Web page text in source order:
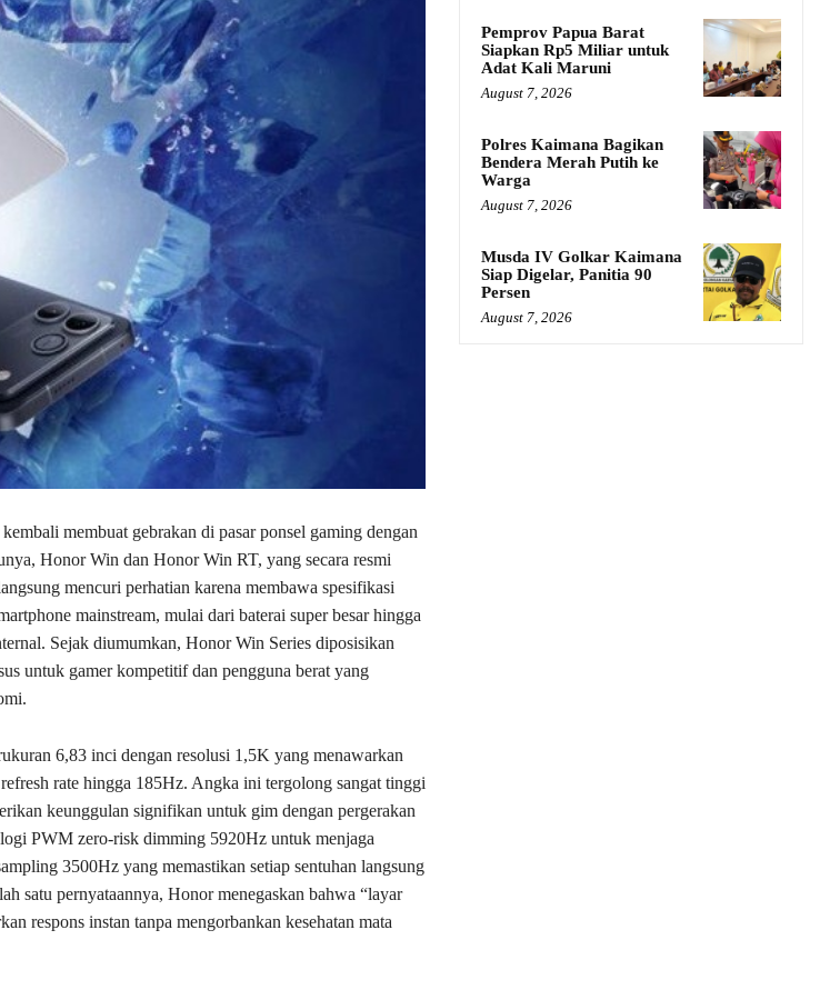
membuat gebrakan di pasar ponsel gaming dengan
Honor Win dan Honor Win RT, yang secara resmi
mencuri perhatian karena membawa spesifikasi
mainstream, mulai dari baterai super besar hingga
Sejak diumumkan, Honor Win Series diposisikan
untuk gamer kompetitif dan pengguna berat yang
6,83 inci dengan resolusi 1,5K yang menawarkan
rate hingga 185Hz. Angka ini tergolong sangat tinggi
keunggulan signifikan untuk gim dengan pergerakan
PWM zero-risk dimming 5920Hz untuk menjaga
3500Hz yang memastikan setiap sentuhan langsung
satu pernyataannya, Honor menegaskan bahwa “layar
respons instan tanpa mengorbankan kesehatan mata
Pemprov Papua Barat
Siapkan Rp5 Miliar untuk
Adat Kali Maruni
August 7, 2026
Polres Kaimana Bagikan
Bendera Merah Putih ke
Warga
August 7, 2026
Musda IV Golkar Kaimana
Siap Digelar, Panitia 90
Persen
August 7, 2026